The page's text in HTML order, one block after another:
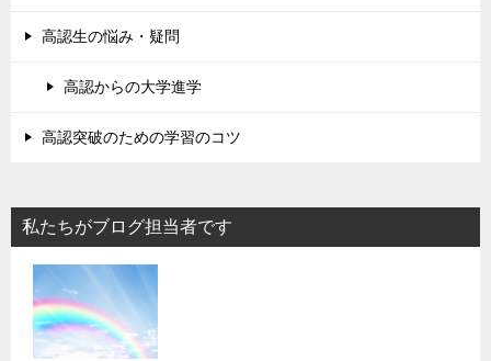
高認生の悩み・疑問
高認からの大学進学
高認突破のための学習のコツ
私たちがブログ担当者です